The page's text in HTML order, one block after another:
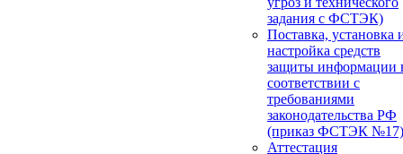
задания с ФСТЭК)
Поставка, установка
настройка средств
защиты информации
соответствии с
требованиями
законодательства РФ
(приказ ФСТЭК №17)
Аттестация